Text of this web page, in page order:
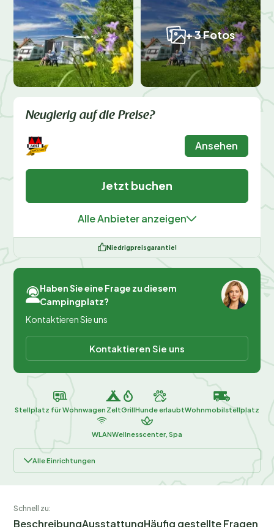
+ 3 Fotos
Neugierig auf die Preise?
Ansehen
Jetzt buchen
Alle Anbieter anzeigen
Niedrigpreisgarantie!
Haben Sie eine Frage zu diesem
Campingplatz?
Kontaktieren Sie uns
Kontaktieren Sie uns
Stellplatz für Wohnwagen ZeltGrillHunde erlaubtWohnmobilstellplatz
WLANWellnesscenter, Spa
Alle Einrichtungen
Schnell zu:
BeschreibungAusstattungHäufig gestellte Fragen